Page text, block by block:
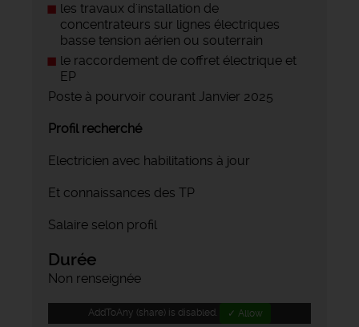
les travaux d'installation de
concentrateurs sur lignes électriques
basse tension aérien ou souterrain
le raccordement de coffret électrique et
EP
Poste à pourvoir courant Janvier 2025
Profil recherché
Electricien avec habilitations à jour
Et connaissances des TP
Salaire selon profil
Durée
Non renseignée
AddToAny (share) is disabled. ✓ Allow